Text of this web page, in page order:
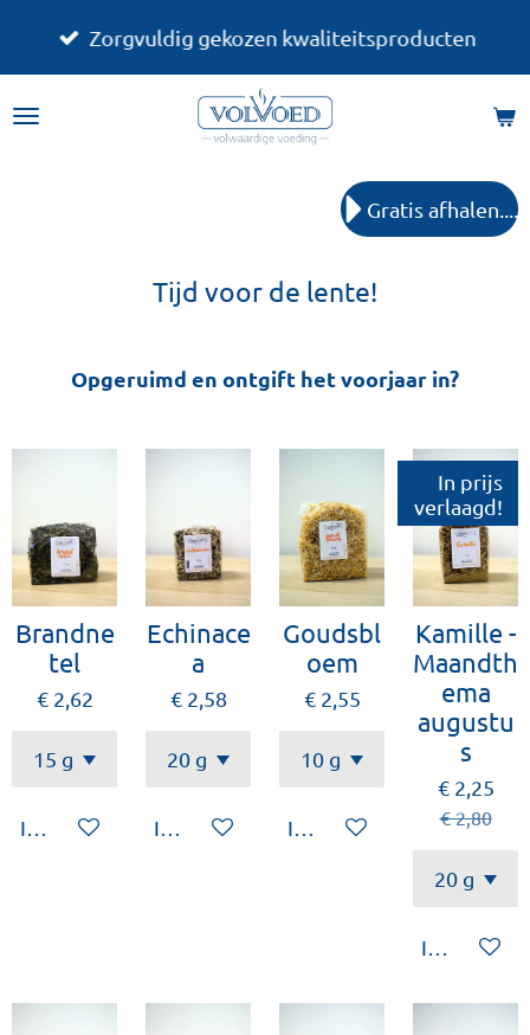
de
Zorgvuldig gekozen kwaliteitsproducten
Gratis afhalen....
Tijd voor de lente!
Opgeruimd en ontgift het voorjaar in?
Brandne
tel
€ 2,62
In winkelwagen
Echinace
a
€ 2,58
In winkelwagen
Goudsbl
oem
€ 2,55
In winkelwagen
In prijs
verlaagd!
Kamille -
Maandth
ema
augustu
s
€ 2,25
€ 2,80
In